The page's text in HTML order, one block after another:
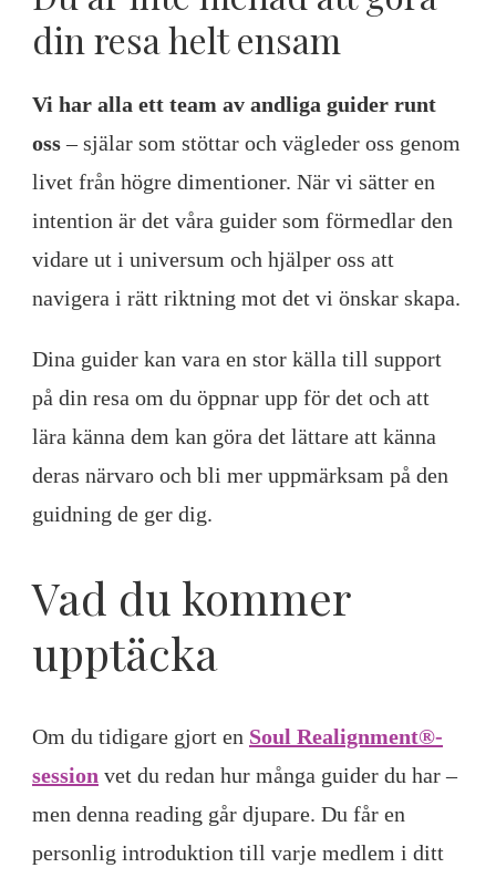
din resa helt ensam
Vi har alla ett team av andliga guider runt
oss– själar som stöttar och vägleder oss genom
livet från högre dimentioner. När vi sätter en
intention är det våra guider som förmedlar den
vidare ut i universum och hjälper oss att
navigera i rätt riktning mot det vi önskar skapa.
Dina guider kan vara en stor källa till support
på din resa om du öppnar upp för det och att
lära känna dem kan göra det lättare att känna
deras närvaro och bli mer uppmärksam på den
guidning de ger dig.
Vad du kommer
upptäcka
Om du tidigare gjort en Soul Realignment®-
session vet du redan hur många guider du har –
men denna reading går djupare. Du får en
personlig introduktion till varje medlem i ditt